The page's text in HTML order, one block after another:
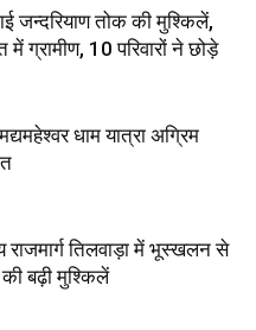
जन्दरियाण तोक की मुश्किलें,
ग्रामीण, 10 परिवारों ने छोड़े
धाम यात्रा अग्रिम
राजमार्ग तिलवाड़ा में भूस्खलन से
की बढ़ी मुश्किलें